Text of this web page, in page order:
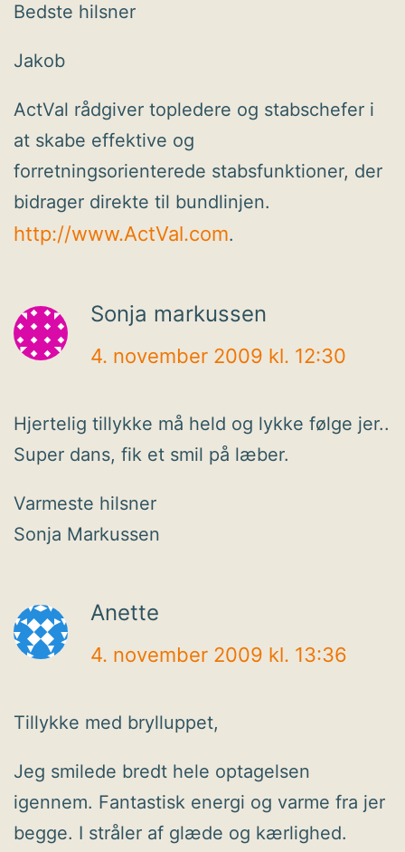
Bedste hilsner
Jakob
ActVal rådgiver topledere og stabschefer i
at skabe effektive og
forretningsorienterede stabsfunktioner, der
bidrager direkte til bundlinjen.
http://www.ActVal.com.
Sonja markussen
4. november 2009 kl. 12:30
Hjertelig tillykke må held og lykke følge jer..
Super dans, fik et smil på læber.
Varmeste hilsner
Sonja Markussen
Anette
4. november 2009 kl. 13:36
Tillykke med brylluppet,
Jeg smilede bredt hele optagelsen
igennem. Fantastisk energi og varme fra jer
begge. I stråler af glæde og kærlighed.